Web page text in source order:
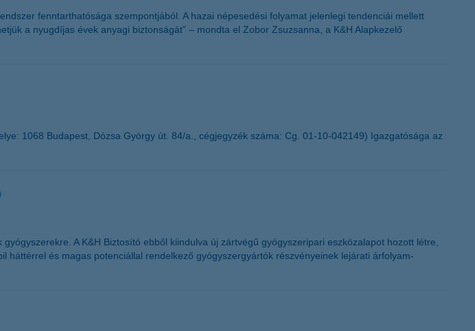
fenntarthatósága szempontjából. A hazai népesedési folyamat jelenlegi tendenciái mellett
a nyugdíjas évek anyagi biztonságát” – mondta el Zobor Zsuzsanna, a K&H Alapkezelő
1068 Budapest, Dózsa György út. 84/a., cégjegyzék száma: Cg. 01-10-042149) Igazgatósága az
A K&H Biztosító ebből kiindulva új zártvégű gyógyszeripari eszközalapot hozott létre,
és magas potenciállal rendelkező gyógyszergyártók részvényeinek lejárati árfolyam-